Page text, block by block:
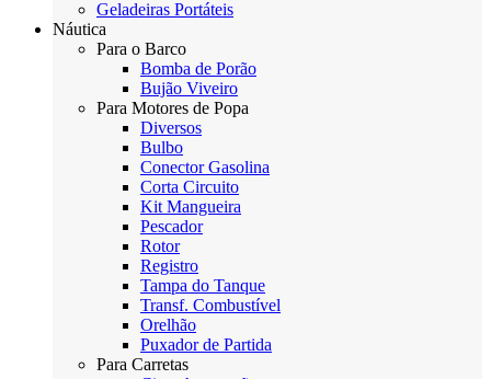
Geladeiras Portáteis
Náutica
Para o Barco
Bomba de Porão
Bujão Viveiro
Para Motores de Popa
Diversos
Bulbo
Conector Gasolina
Corta Circuito
Kit Mangueira
Pescador
Rotor
Registro
Tampa do Tanque
Transf. Combustível
Orelhão
Puxador de Partida
Para Carretas